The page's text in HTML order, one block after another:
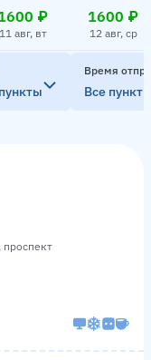
₽
11 авг, вт
1600 ₽
12 авг, ср
Время
Все
проспект